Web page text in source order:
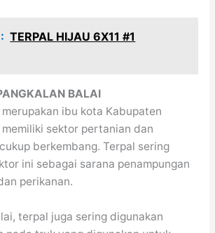
TERPAL HIJAU 6X11 #1
BALAI
ibu kota Kabupaten
sektor pertanian dan
berkembang. Terpal sering
ini sebagai sarana penampungan
perikanan.
terpal juga sering digunakan